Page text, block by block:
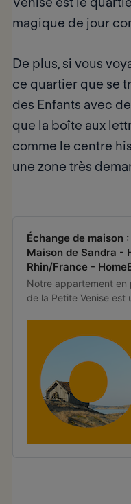
magique de jour
De plus, si vous
ce quartier que se
des Enfants avec
que la boîte aux
comme le centre
une zone très
Échange de maison
Maison de Sandra -
Rhin/France -
Notre appartement en
de la Petite Venise est